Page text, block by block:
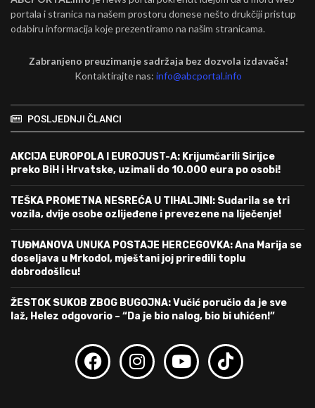
portala i stranica na našem prostoru donese nešto drukčiji pristup
odabiru informacija koje prezentiramo na našim stranicama.
Zabranjeno preuzimanje sadržaja bez dozvola izdavača!
Kontaktirajte nas:info@abcportal.info
POSLJEDNJI ČLANCI
AKCIJA EUROPOLA I EUROJUST-A: Krijumčarili Sirijce
preko BiH i Hrvatske, uzimali do 10.000 eura po osobi!
TEŠKA PROMETNA NESREĆA U TIHALJINI: Sudarila se tri
vozila, dvije osobe ozlijeđene i prevezene na liječenje!
TUĐMANOVA UNUKA POSTAJE HERCEGOVKA: Ana Marija se
doseljava u Mrkodol, mještani joj priredili toplu
dobrodošlicu!
ŽESTOK SUKOB ZBOG BUGOJNA: Vučić poručio da je sve
laž, Helez odgovorio – “Da je bio nalog, bio bi uhićen!”